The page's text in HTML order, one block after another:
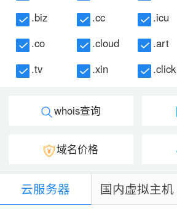
.biz
.cc .icu
.co
.cloud .art
.tv
.xin .click
whois查询
域名价格
云服务器 国内虚拟主机